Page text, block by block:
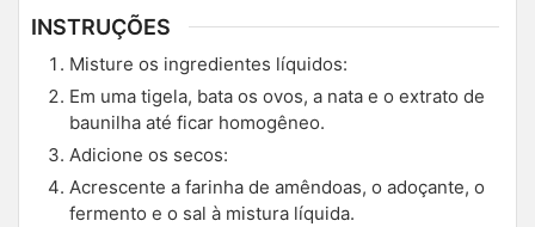
INSTRUÇÕES
Misture os ingredientes líquidos:
Em uma tigela, bata os ovos, a nata e o extrato de
baunilha até ficar homogêneo.
Adicione os secos:
Acrescente a farinha de amêndoas, o adoçante, o
fermento e o sal à mistura líquida.